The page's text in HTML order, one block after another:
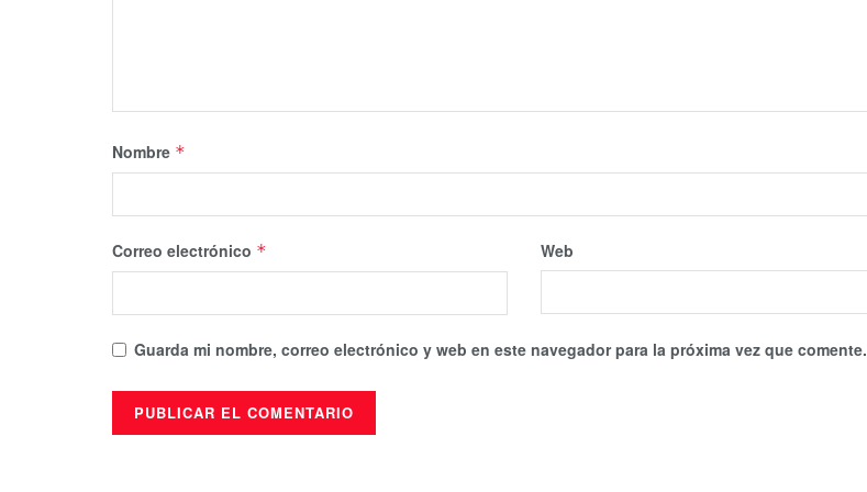
Nombre *
Correo electrónico * Web
Guarda mi nombre, correo electrónico y web en este navegador para la próxima vez que comente.